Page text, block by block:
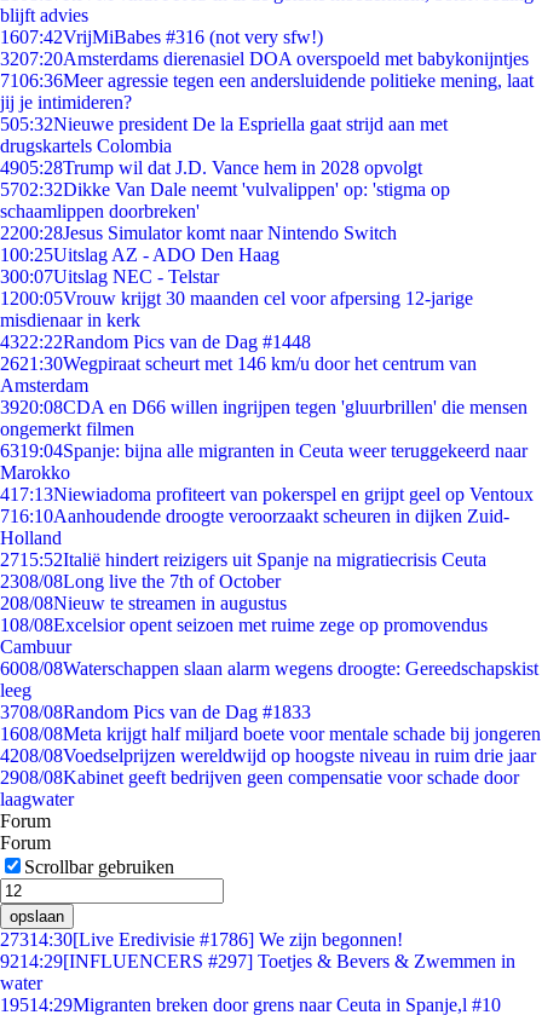
blijft advies
1607:42VrijMiBabes #316 (not very sfw!)
3207:20Amsterdams dierenasiel DOA overspoeld met babykonijntjes
7106:36Meer agressie tegen een andersluidende politieke mening, laat
jij je intimideren?
505:32Nieuwe president De la Espriella gaat strijd aan met
drugskartels Colombia
4905:28Trump wil dat J.D. Vance hem in 2028 opvolgt
5702:32Dikke Van Dale neemt 'vulvalippen' op: 'stigma op
schaamlippen doorbreken'
2200:28Jesus Simulator komt naar Nintendo Switch
100:25Uitslag AZ - ADO Den Haag
300:07Uitslag NEC - Telstar
1200:05Vrouw krijgt 30 maanden cel voor afpersing 12-jarige
misdienaar in kerk
4322:22Random Pics van de Dag #1448
2621:30Wegpiraat scheurt met 146 km/u door het centrum van
Amsterdam
3920:08CDA en D66 willen ingrijpen tegen 'gluurbrillen' die mensen
ongemerkt filmen
6319:04Spanje: bijna alle migranten in Ceuta weer teruggekeerd naar
Marokko
417:13Niewiadoma profiteert van pokerspel en grijpt geel op Ventoux
716:10Aanhoudende droogte veroorzaakt scheuren in dijken Zuid-
Holland
2715:52Italië hindert reizigers uit Spanje na migratiecrisis Ceuta
2308/08Long live the 7th of October
208/08Nieuw te streamen in augustus
108/08Excelsior opent seizoen met ruime zege op promovendus
Cambuur
6008/08Waterschappen slaan alarm wegens droogte: Gereedschapskist
leeg
3708/08Random Pics van de Dag #1833
1608/08Meta krijgt half miljard boete voor mentale schade bij jongeren
4208/08Voedselprijzen wereldwijd op hoogste niveau in ruim drie jaar
2908/08Kabinet geeft bedrijven geen compensatie voor schade door
laagwater
Forum
Forum
Scrollbar gebruiken
opslaan
27314:30[Live Eredivisie #1786] We zijn begonnen!
9214:29[INFLUENCERS #297] Toetjes & Bevers & Zwemmen in
water
19514:29Migranten breken door grens naar Ceuta in Spanje,l #10